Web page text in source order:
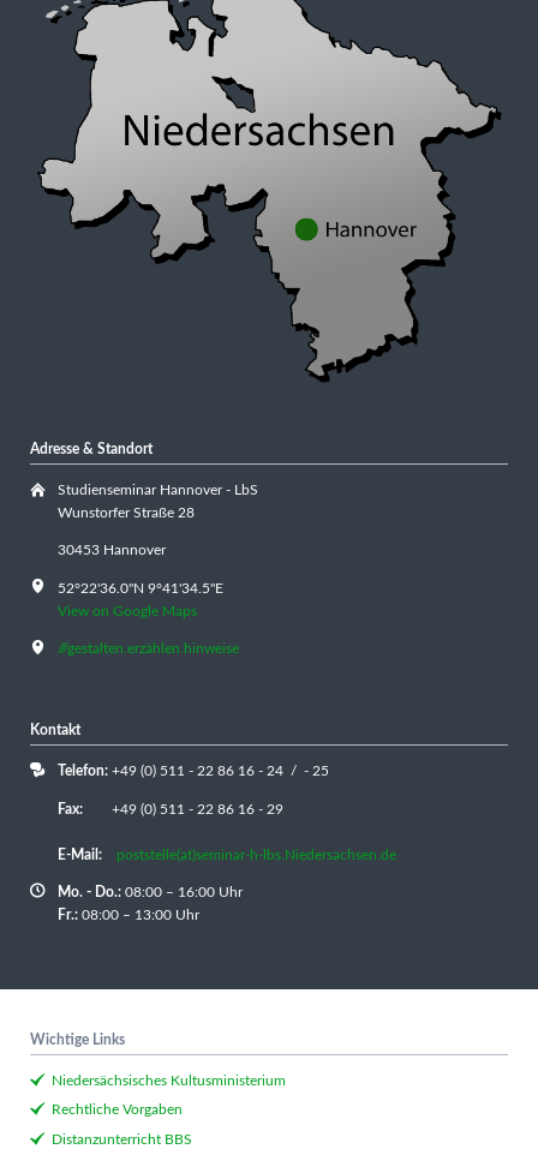
Adresse & Standort
Studienseminar Hannover - LbS
Wunstorfer Straße 28
30453 Hannover
52°22'36.0"N 9°41'34.5"E
View on Google Maps
///gestalten.erzählen.hinweise
Kontakt
Telefon:+49 (0) 511 - 22 86 16 - 24 / - 25
Fax:+49 (0) 511 - 22 86 16 - 29
E-Mail: poststelle(at)seminar-h-lbs.Niedersachsen.de
Mo. - Do.:08:00 – 16:00 Uhr
Fr.:08:00 – 13:00 Uhr
Wichtige Links
Niedersächsisches Kultusministerium
Rechtliche Vorgaben
Distanzunterricht BBS